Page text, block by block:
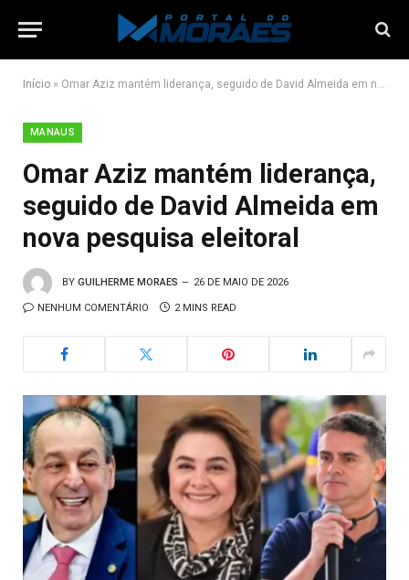
Início » Omar Aziz mantém liderança, seguido de David Almeida em nova pesquisa eleitoral
MANAUS
Omar Aziz mantém liderança,
seguido de David Almeida em
nova pesquisa eleitoral
BY GUILHERME MORAES 26 DE MAIO DE 2026
NENHUM COMENTÁRIO 2 MINS READ